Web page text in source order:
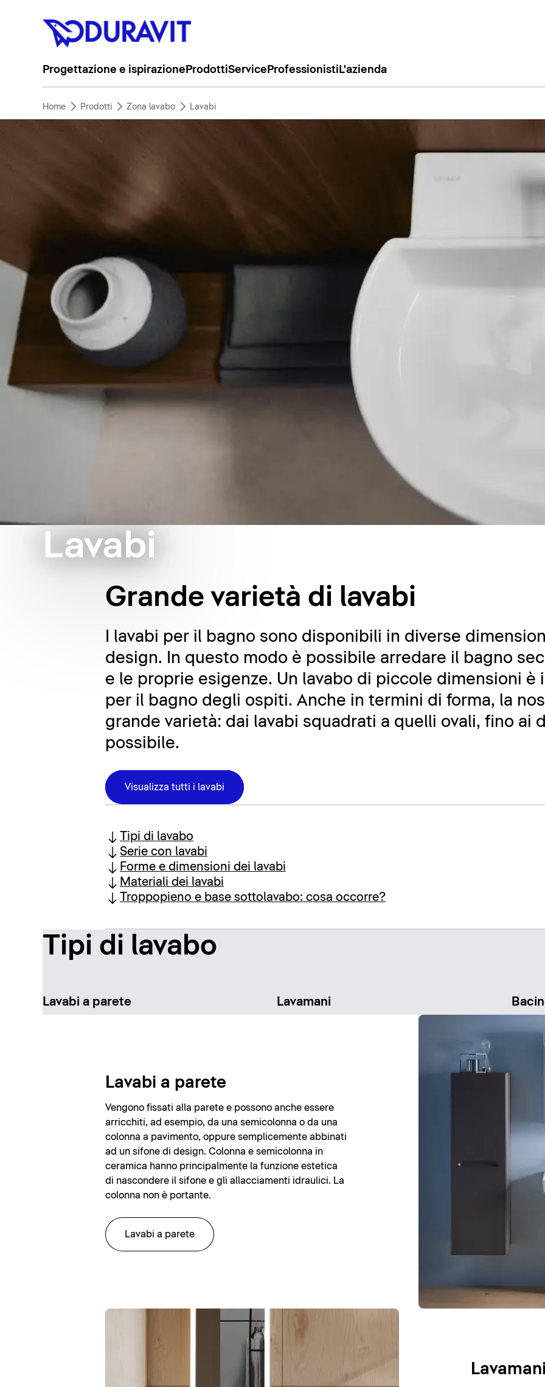
Progettazione e ispirazione ProdottiService Professionisti L'azienda
Home Prodotti Zona lavabo Lavabi
Lavabi
Grande varietà di lavabi
I lavabi per il bagno sono disponibili in diverse
design. In questo modo è possibile arredare il bagno
e le proprie esigenze. Un lavabo di piccole dimensioni è
per il bagno degli ospiti. Anche in termini di forma, la
grande varietà: dai lavabi squadrati a quelli ovali, fino ai
possibile.
Visualizza tutti i lavabi
Tipi di lavabo
Serie con lavabi
Forme e dimensioni dei lavabi
Materiali dei lavabi
Troppopieno e base sottolavabo: cosa occorre?
Tipi di lavabo
Lavabi a parete Lavamani
Lavabi a parete
Vengono fissati alla parete e possono anche essere
arricchiti, ad esempio, da una semicolonna o da una
colonna a pavimento, oppure semplicemente abbinati
ad un sifone di design. Colonna e semicolonna in
ceramica hanno principalmente la funzione estetica
di nascondere il sifone e gli allacciamenti idraulici. La
colonna non è portante.
Lavabi a parete
Lavamani